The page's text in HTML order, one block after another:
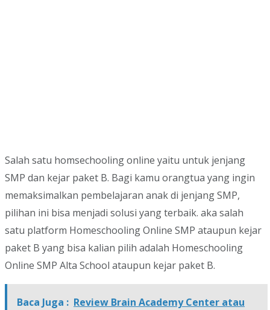
Salah satu homsechooling online yaitu untuk jenjang
SMP dan kejar paket B. Bagi kamu orangtua yang ingin
memaksimalkan pembelajaran anak di jenjang SMP,
pilihan ini bisa menjadi solusi yang terbaik. aka salah
satu platform Homeschooling Online SMP ataupun kejar
paket B yang bisa kalian pilih adalah Homeschooling
Online SMP Alta School ataupun kejar paket B.
Baca Juga : Review Brain Academy Center atau